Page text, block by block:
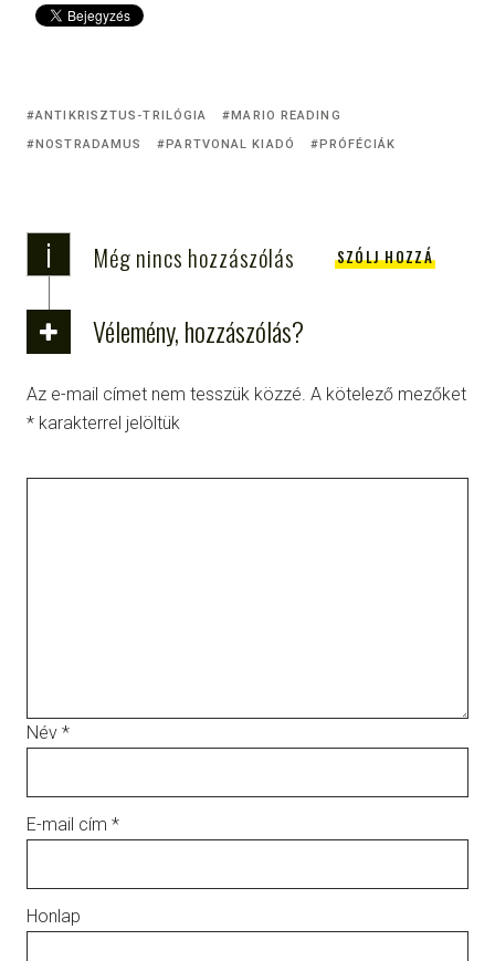
ANTIKRISZTUS-TRILÓGIA
MARIO READING
NOSTRADAMUS
PARTVONAL KIADÓ PRÓFÉCIÁK
i Még nincs hozzászólás SZÓLJ HOZZÁ
Vélemény, hozzászólás?
Az e-mail címet nem tesszük közzé. A kötelező mezőket
* karakterrel jelöltük
Név *
E-mail cím *
Honlap